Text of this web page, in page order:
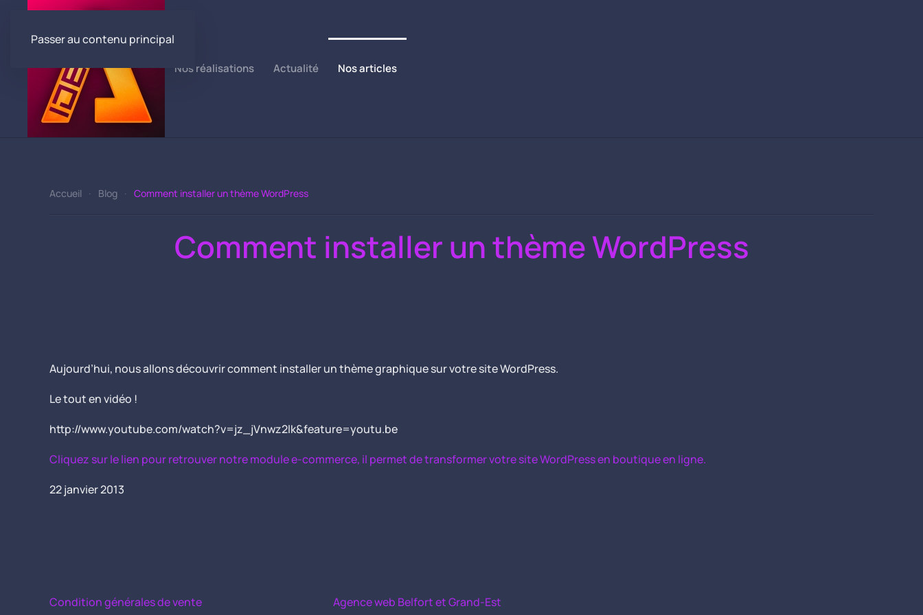
Passer au contenu principal
Nos réalisations Actualité Nos articles
Accueil Blog Comment installer un thème WordPress
Comment installer un thème WordPress
Aujourd’hui, nous allons découvrir comment installer un thème graphique sur votre site WordPress.
Le tout en vidéo !
http://www.youtube.com/watch?v=jz_jVnwz2lk&feature=youtu.be
Cliquez sur le lien pour retrouver notre module e-commerce, il permet de transformer votre site WordPress en boutique en ligne.
22 janvier 2013
Condition générales de vente Agence web Belfort et Grand-Est